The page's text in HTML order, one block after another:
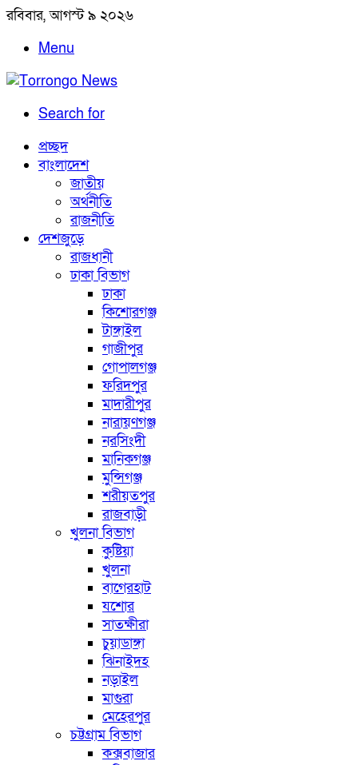
রবিবার, আগস্ট ৯ ২০২৬
Menu
Search for
প্রচ্ছদ
বাংলাদেশ
জাতীয়
অর্থনীতি
রাজনীতি
দেশজুড়ে
রাজধানী
ঢাকা বিভাগ
ঢাকা
কিশোরগঞ্জ
টাঙ্গাইল
গাজীপুর
গোপালগঞ্জ
ফরিদপুর
মাদারীপুর
নারায়ণগঞ্জ
নরসিংদী
মানিকগঞ্জ
মুন্সিগঞ্জ
শরীয়তপুর
রাজবাড়ী
খুলনা বিভাগ
কুষ্টিয়া
খুলনা
বাগেরহাট
যশোর
সাতক্ষীরা
চুয়াডাঙ্গা
ঝিনাইদহ
নড়াইল
মাগুরা
মেহেরপুর
চট্টগ্রাম বিভাগ
কক্সবাজার